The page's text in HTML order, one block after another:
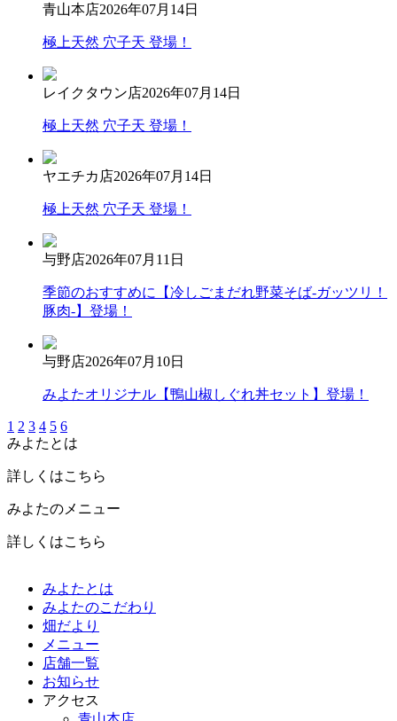
青山本店2026年07月14日
極上天然 穴子天 登場！
レイクタウン店2026年07月14日
極上天然 穴子天 登場！
ヤエチカ店2026年07月14日
極上天然 穴子天 登場！
与野店2026年07月11日
季節のおすすめに【冷しごまだれ野菜そば-ガッツリ！
豚肉-】登場！
与野店2026年07月10日
みよたオリジナル【鴨山椒しぐれ丼セット】登場！
1 2 3 4 5 6
みよたとは
詳しくはこちら
みよたのメニュー
詳しくはこちら
みよたとは
みよたのこだわり
畑だより
メニュー
店舗一覧
お知らせ
アクセス